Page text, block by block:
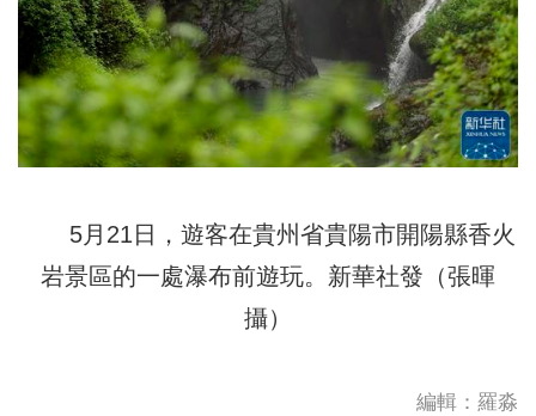
5月21日，遊客在貴州省貴陽市開陽縣香火
岩景區的一處瀑布前遊玩。新華社發（張暉
攝）
編輯：羅淼